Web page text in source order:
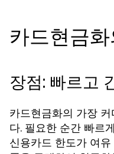
카드현금
장점: 빠르고
카드현금화의 가장
다. 필요한 순간 빠르
신용카드 한도가 여